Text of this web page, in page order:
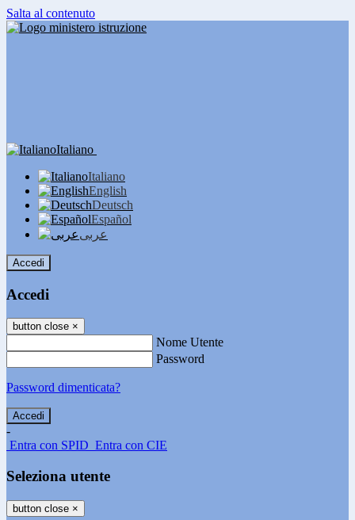
Salta al contenuto
Italiano
Italiano
English
Deutsch
Español
عربى
Accedi
Accedi
button close ×
Nome Utente
Password
Password dimenticata?
-
Entra con SPID Entra con CIE
Seleziona utente
button close ×